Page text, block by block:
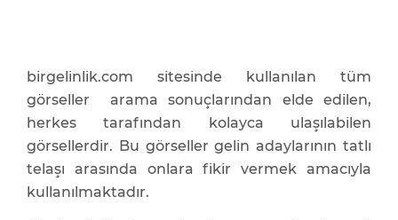
birgelinlik.com sitesinde kullanılan tüm
görseller arama sonuçlarından elde edilen,
herkes tarafından kolayca ulaşılabilen
görsellerdir. Bu görseller gelin adaylarının tatlı
telaşı arasında onlara fikir vermek amacıyla
kullanılmaktadır.